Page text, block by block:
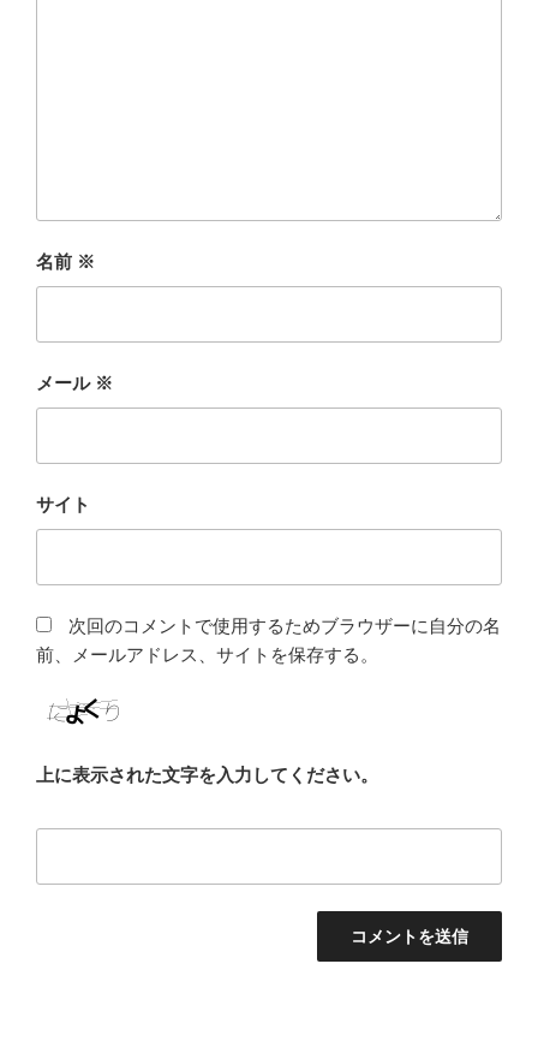
名前 ※
メール ※
サイト
次回のコメントで使用するためブラウザーに自分の名
前、メールアドレス、サイトを保存する。
上に表示された文字を入力してください。